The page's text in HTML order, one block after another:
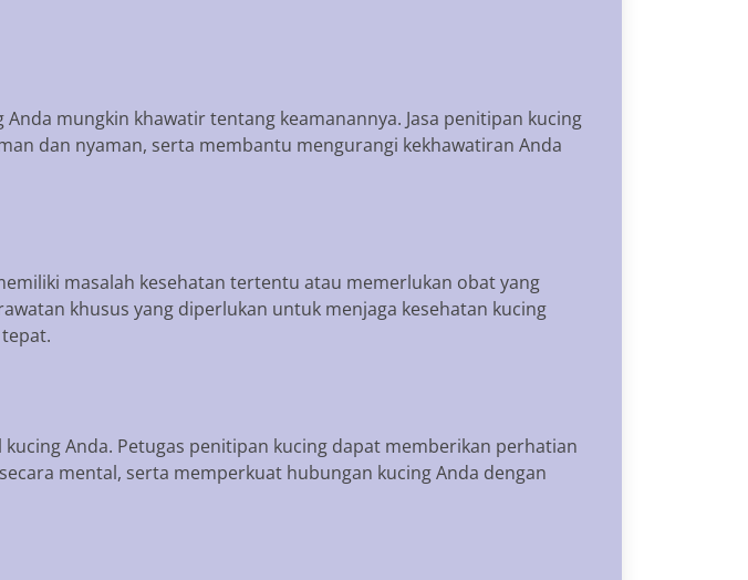
mungkin khawatir tentang keamanannya. Jasa penitipan kucing
dan nyaman, serta membantu mengurangi kekhawatiran Anda
masalah kesehatan tertentu atau memerlukan obat yang
khusus yang diperlukan untuk menjaga kesehatan kucing
Anda. Petugas penitipan kucing dapat memberikan perhatian
mental, serta memperkuat hubungan kucing Anda dengan